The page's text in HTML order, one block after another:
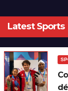
Latest Sports